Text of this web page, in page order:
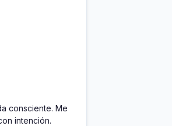
consciente. Me
intención.